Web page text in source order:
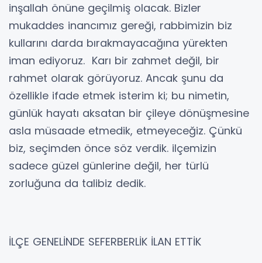
inşallah önüne geçilmiş olacak. Bizler
mukaddes inancımız gereği, rabbimizin biz
kullarını darda bırakmayacağına yürekten
iman ediyoruz. Karı bir zahmet değil, bir
rahmet olarak görüyoruz. Ancak şunu da
özellikle ifade etmek isterim ki; bu nimetin,
günlük hayatı aksatan bir çileye dönüşmesine
asla müsaade etmedik, etmeyeceğiz. Çünkü
biz, seçimden önce söz verdik. ilçemizin
sadece güzel günlerine değil, her türlü
zorluğuna da talibiz dedik.
İLÇE GENELİNDE SEFERBERLİK İLAN ETTİK